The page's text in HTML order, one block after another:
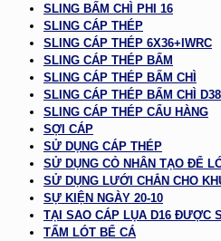
SLING BẤM CHÌ PHI 16
SLING CÁP THÉP
SLING CÁP THÉP 6X36+IWRC
SLING CÁP THÉP BẤM
SLING CÁP THÉP BẤM CHÌ
SLING CÁP THÉP BẤM CHÌ D38
SLING CÁP THÉP CẨU HÀNG
SỢI CÁP
SỬ DỤNG CÁP THÉP
SỬ DỤNG CỎ NHÂN TẠO ĐỂ
SỬ DỤNG LƯỚI CHẮN CHO
SỰ KIỆN NGÀY 20-10
TẠI SAO CÁP LỤA D16 ĐƯỢC
TẤM LÓT BỂ CÁ